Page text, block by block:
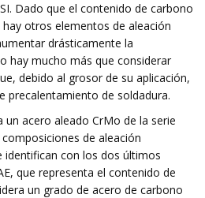
Dado que el contenido de carbono
otros elementos de aleación
drásticamente la
hay mucho más que considerar
debido al grosor de su aplicación,
precalentamiento de soldadura.
un acero aleado CrMo de la serie
de aleación
identifican con los dos últimos
que representa el contenido de
un grado de acero de carbono